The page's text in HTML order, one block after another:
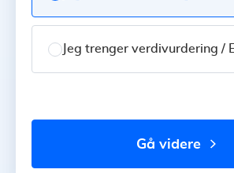
Jeg trenger verdivurdering /
gå videre